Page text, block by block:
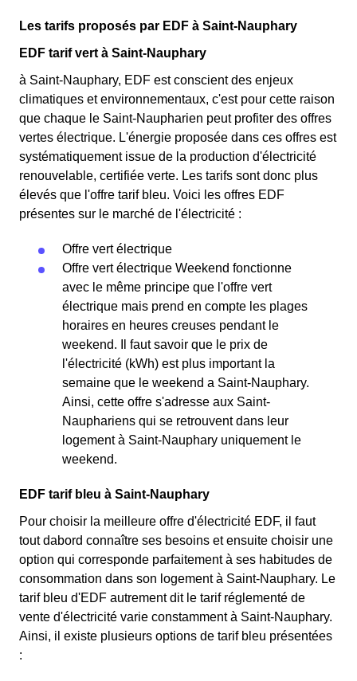
premiers KWh de chaque mois sont moins chers, et
fait attention à sa consommation à Saint-Nauphary. Ce
tarif existe chez la plupart des fournisseurs d'électricité
de France et est disponible pour les Saint-Nauphariens
éligibles. 💡🏠
clients Saint-Nauphariens l'ayant choisie avant 1998.
Elle différencie deux tarifs : pendant 22 jours le prix de
l'électricité est quatre fois plus cher, tandis que tous les
autres jours de l'année, le prix est 20% moins cher par
rapport au tarif normal à Saint-Nauphary. ⚡💸
Les tarifs proposés par EDF à Saint-Nauphary
EDF tarif vert à Saint-Nauphary
à Saint-Nauphary, EDF est conscient des enjeux
climatiques et environnementaux, c'est pour cette raison
que chaque le Saint-Naupharien peut profiter des offres
vertes électrique. L'énergie proposée dans ces offres est
systématiquement issue de la production d'électricité
renouvelable, certifiée verte. Les tarifs sont donc plus
élevés que l'offre tarif bleu. Voici les offres EDF
présentes sur le marché de l'électricité :
Offre vert électrique
Offre vert électrique Weekend fonctionne
avec le même principe que l'offre vert
électrique mais prend en compte les plages
horaires en heures creuses pendant le
weekend. Il faut savoir que le prix de
l'électricité (kWh) est plus important la
semaine que le weekend a Saint-Nauphary.
Ainsi, cette offre s'adresse aux Saint-
Nauphariens qui se retrouvent dans leur
logement à Saint-Nauphary uniquement le
weekend.
EDF tarif bleu à Saint-Nauphary
Pour choisir la meilleure offre d'électricité EDF, il faut
tout dabord connaître ses besoins et ensuite choisir une
option qui corresponde parfaitement à ses habitudes de
consommation dans son logement à Saint-Nauphary. Le
tarif bleu d'EDF autrement dit le tarif réglementé de
vente d'électricité varie constamment à Saint-Nauphary.
Ainsi, il existe plusieurs options de tarif bleu présentées
: